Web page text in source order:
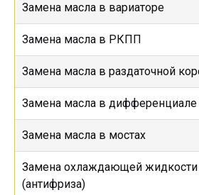
Замена масла в вариаторе
Замена масла в РКПП
Замена масла в раздаточной
Замена масла в дифференциале
Замена масла в мостах
Замена охлаждающей жидкости
(антифриза)